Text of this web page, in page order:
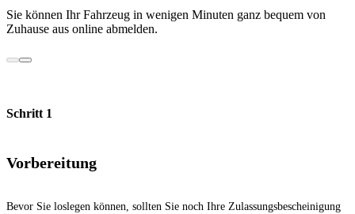
Sie können Ihr Fahrzeug in wenigen Minuten ganz bequem von
Zuhause aus online abmelden.
Schritt 1
Vorbereitung
Bevor Sie loslegen können, sollten Sie noch Ihre Zulassungsbescheinigung